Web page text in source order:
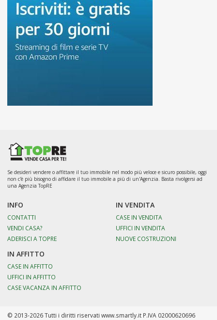
Se desideri vendere o affittare il tuo immobile nel modo più veloce e sicuro possibile, oggi
non c'è più bisogno di affidare il tuo immobile a più di un'Agenzia. Basta rivolgersi ad
una Agenzia TopRE
INFO
CONTATTI
VENDI CASA?
ADERISCI A TOPRE
IN VENDITA
CASE IN VENDITA
UFFICI IN VENDITA
NUOVE COSTRUZIONI
IN AFFITTO
CASE IN AFFITTO
UFFICI IN AFFITTO
CASE VACANZA IN AFFITTO
© 2013-2026 Tutti i diritti riservati www.smartly.it P.IVA 02000620696